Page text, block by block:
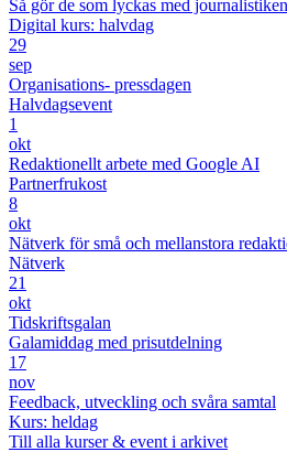
Så gör de som lyckas med
Digital kurs: halvdag
29
sep
Organisations- pressdagen
Halvdagsevent
1
okt
Redaktionellt arbete med Google AI
Partnerfrukost
8
okt
Nätverk för små och mellanstora
Nätverk
21
okt
Tidskriftsgalan
Galamiddag med prisutdelning
17
nov
Feedback, utveckling och svåra samtal
Kurs: heldag
Till alla kurser & event i arkivet